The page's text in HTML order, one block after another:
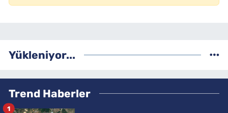
Yükleniyor...
Trend Haberler
1